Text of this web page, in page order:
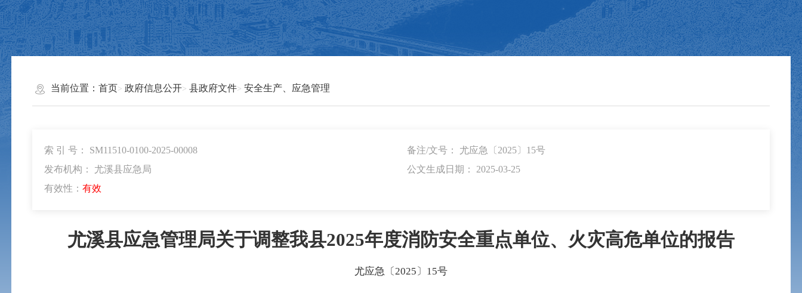
当前位置： 首页 政府信息公开 县政府文件 安全生产、应急管理
索 引 号： SM11510-0100-2025-00008
备注/文号： 尤应急〔2025〕15号
发布机构： 尤溪县应急局
公文生成日期： 2025-03-25
有效性： 有效
尤溪县应急管理局关于调整我县2025年度消防安全重点单位、火灾高危单位的报告
尤应急〔2025〕15号